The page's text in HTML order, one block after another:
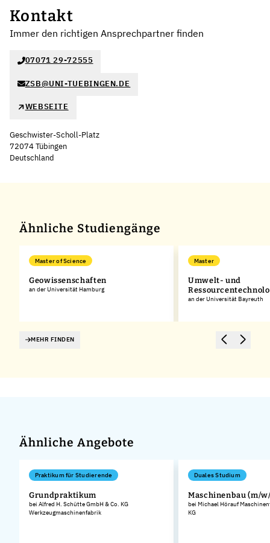
Kontakt
Immer den richtigen Ansprechpartner finden
07071 29-72555
ZSB@UNI-TUEBINGEN.DE
WEBSEITE
Geschwister-Scholl-Platz
72074 Tübingen
Deutschland
Ähnliche Studiengänge
Master of Science
Geowissenschaften
an der Universität Hamburg
Master
Umwelt- und
an der Universität Bayreuth
MEHR FINDEN
Ähnliche Angebote
Praktikum für Studierende
Grundpraktikum
bei Alfred H. Schütte GmbH & Co. KG
Werkzeugmaschinenfabrik
Duales Studium
Maschinenbau (m/
bei Michael Hörauf
KG